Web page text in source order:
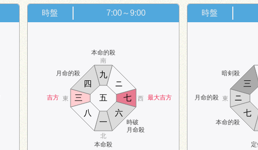
時盤 7:00～9:00
月命的殺
本命的殺
吉方 最大吉方
本命殺
時破
月命殺
南
北
東 西
一
ニ
三
四
五
六
七
八
九
時盤
暗剣殺
月命的殺
本命的殺
東
ニ
三
七